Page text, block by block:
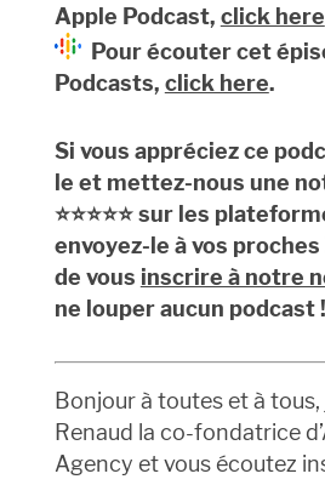
Apple Podcast, click here
Pour écouter cet
Podcasts, click here.
Si vous appréciez ce
le et mettez-nous une
⭐️⭐️⭐️⭐️️⭐️ sur les
envoyez-le à vos proches
de vous inscrire à notre
ne louper aucun podcast !
Bonjour à toutes et à tous,
Renaud la co-fondatrice
Agency et vous écoutez